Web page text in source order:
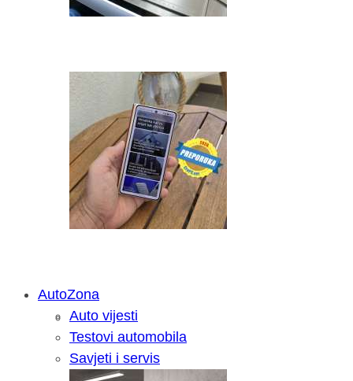
Savjetujemo: Što učiniti kada vaš
AutoZona
Auto vijesti
Testovi automobila
Savjeti i servis